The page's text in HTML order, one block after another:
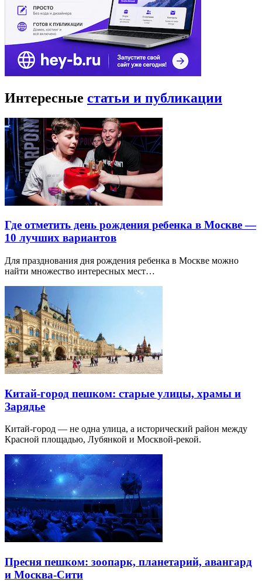
Интересные статьи и публикации
Где отметить день рождения ребенка в Москве —
10 лучших вариантов
Для празднования дня рождения ребенка в Москве можно
найти множество интересных мест…
Китай-город пешком: старые улицы, храмы и
Зарядье
Китай-город — не одна улица, а исторический район между
Красной площадью, Лубянкой и Москвой-рекой.
Пресня пешком: зоопарк, планетарий, авангард
и Москва-Сити